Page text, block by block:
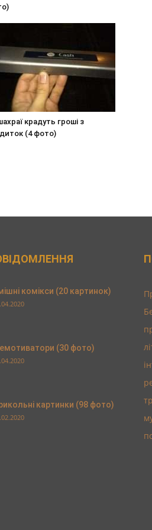
крадуть гроші з
(4 фото)
комікси (20 картинок)
(30 фото)
картинки (98 фото)